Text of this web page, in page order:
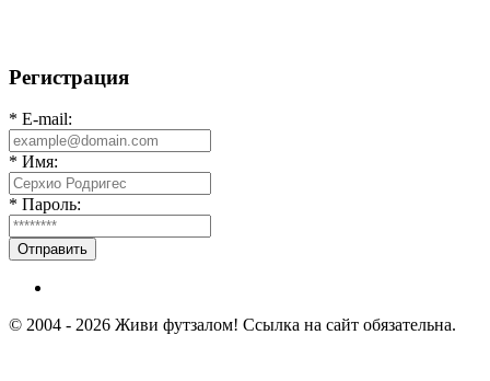
Регистрация
* E-mail:
* Имя:
* Пароль:
Отправить
© 2004 - 2026 Живи футзалом! Ссылка на сайт обязательна.